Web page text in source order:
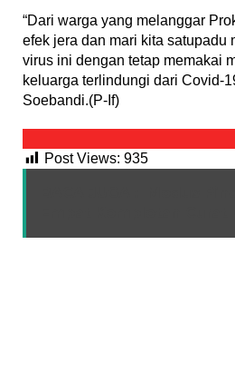
“Dari warga yang melanggar
efek jera dan mari kita satupadu
virus ini dengan tetap memakai
keluarga terlindungi dari Covid-
Soebandi.(P-If)
Post Views: 935